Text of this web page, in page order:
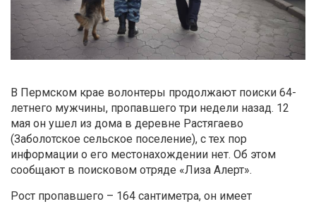
В Пермском крае волонтеры продолжают поиски 64-
летнего мужчины, пропавшего три недели назад. 12
мая он ушел из дома в деревне Растягаево
(Заболотское сельское поселение), с тех пор
информации о его местонахождении нет. Об этом
сообщают в поисковом отряде «Лиза Алерт».
Рост пропавшего – 164 сантиметра, он имеет